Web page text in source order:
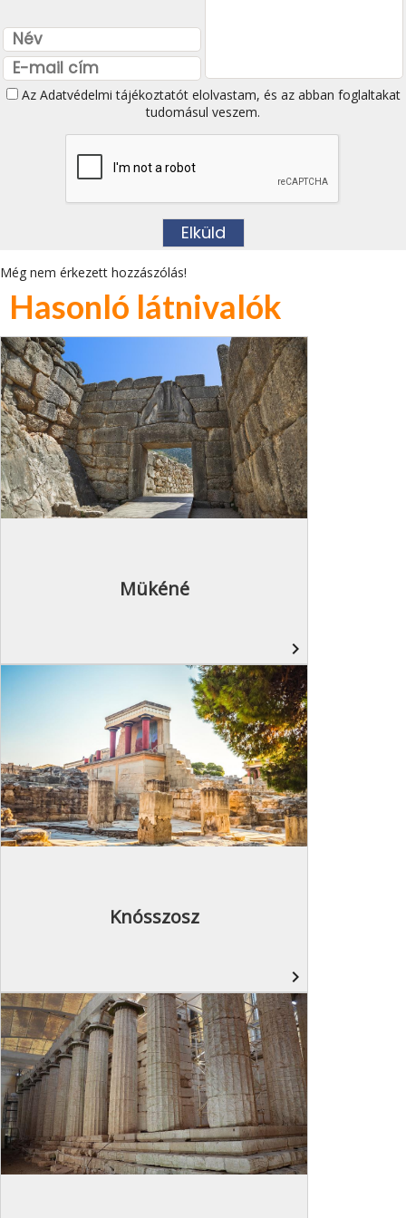
Az Adatvédelmi tájékoztatótelolvastam, és az abban foglaltakat
tudomásul veszem.
Még nem érkezett hozzászólás!
Hasonló látnivalók
Mükéné
navigate_next
Knósszosz
navigate_next